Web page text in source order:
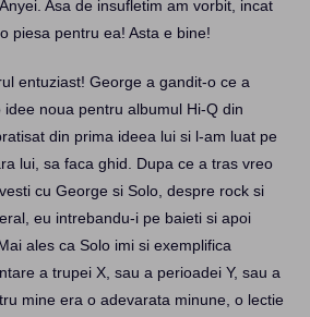
Asa de insufletim am vorbit, incat
piesa pentru ea! Asta e bine!
entuziast! George a gandit-o ce a
noua pentru albumul Hi-Q din
din prima ideea lui si l-am luat pe
lui, sa faca ghid. Dupa ce a tras vreo
cu George si Solo, despre rock si
eu intrebandu-i pe baieti si apoi
ales ca Solo imi si exemplifica
a trupei X, sau a perioadei Y, sau a
mine era o adevarata minune, o lectie